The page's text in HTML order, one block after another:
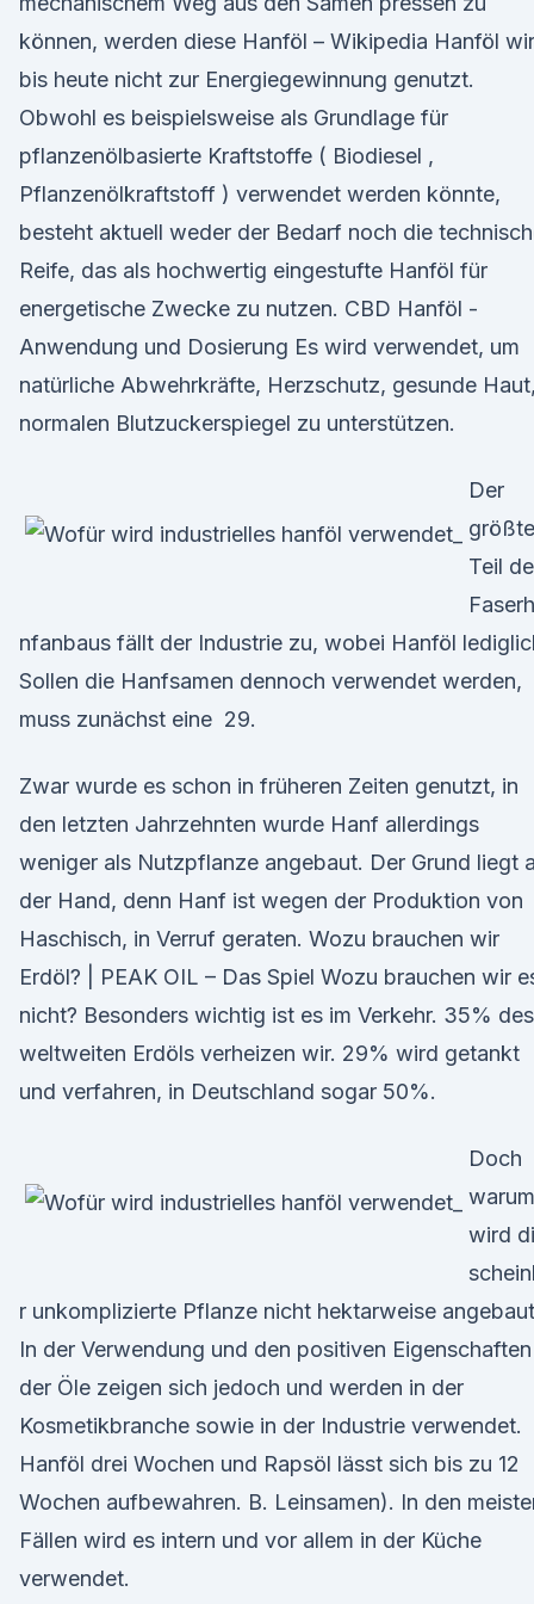
können, werden diese Hanföl – Wikipedia Hanföl
bis heute nicht zur Energiegewinnung genutzt.
Obwohl es beispielsweise als Grundlage für
pflanzenölbasierte Kraftstoffe ( Biodiesel ,
Pflanzenölkraftstoff ) verwendet werden könnte,
besteht aktuell weder der Bedarf noch die
Reife, das als hochwertig eingestufte Hanföl für
energetische Zwecke zu nutzen. CBD Hanföl -
Anwendung und Dosierung Es wird verwendet, um
natürliche Abwehrkräfte, Herzschutz, gesunde Haut,
normalen Blutzuckerspiegel zu unterstützen.
Der
größte
Teil
nfanbaus fällt der Industrie zu, wobei Hanföl
Sollen die Hanfsamen dennoch verwendet werden,
muss zunächst eine 29.
Zwar wurde es schon in früheren Zeiten genutzt, in
den letzten Jahrzehnten wurde Hanf allerdings
weniger als Nutzpflanze angebaut. Der Grund liegt
der Hand, denn Hanf ist wegen der Produktion von
Haschisch, in Verruf geraten. Wozu brauchen wir
Erdöl? | PEAK OIL – Das Spiel Wozu brauchen wir
nicht? Besonders wichtig ist es im Verkehr. 35% des
weltweiten Erdöls verheizen wir. 29% wird getankt
und verfahren, in Deutschland sogar 50%.
Doch
warum
wird
r unkomplizierte Pflanze nicht hektarweise
In der Verwendung und den positiven Eigenschaften
der Öle zeigen sich jedoch und werden in der
Kosmetikbranche sowie in der Industrie verwendet.
Hanföl drei Wochen und Rapsöl lässt sich bis zu 12
Wochen aufbewahren. B. Leinsamen). In den
Fällen wird es intern und vor allem in der Küche
verwendet.